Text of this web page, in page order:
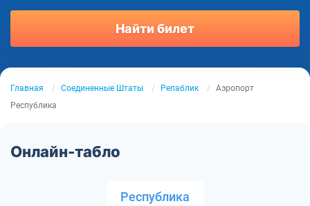
Найти билет
Главная Соединенные Штаты Репаблик
Аэропорт
Республика
Онлайн-табло
Республика